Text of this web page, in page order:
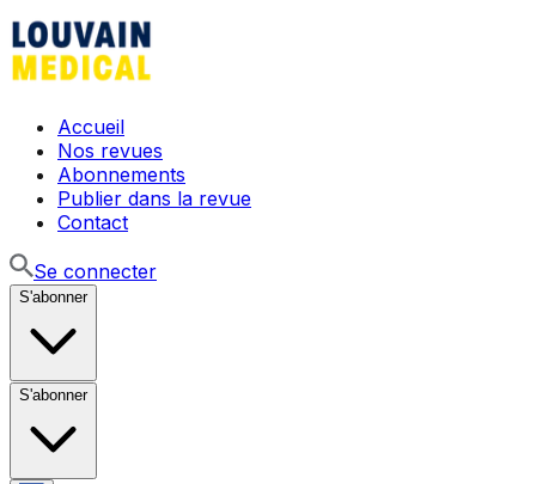
Accueil
Nos revues
Abonnements
Publier dans la revue
Contact
Se connecter
S'abonner
S'abonner